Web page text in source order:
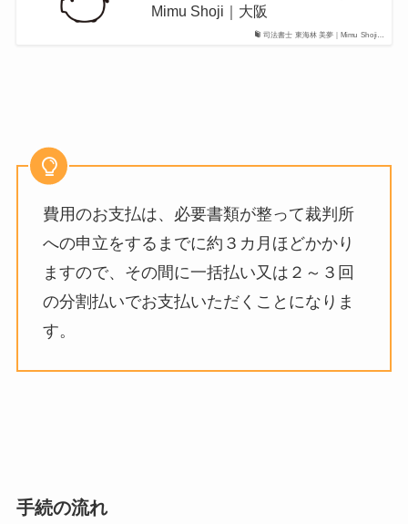
司法書士 東海林 美夢｜Mimu Shoji…
Mimu Shoji｜大阪
費用のお支払は、必要書類が整って裁判所
への申立をするまでに約３カ月ほどかかり
ますので、その間に一括払い又は２～３回
の分割払いでお支払いただくことになりま
す。
手続の流れ